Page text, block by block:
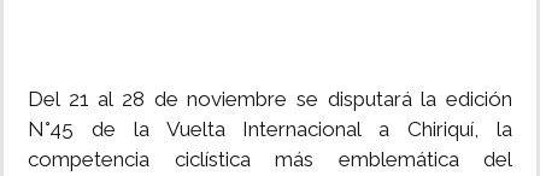
Del 21 al 28 de noviembre se disputará la edición
N°45 de la Vuelta Internacional a Chiriquí, la
competencia ciclística más emblemática del